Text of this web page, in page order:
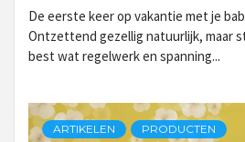
De eerste keer op vakantie met je
Ontzettend gezellig natuurlijk, maar
best wat regelwerk en spanning...
ARTIKELEN PRODUCTEN